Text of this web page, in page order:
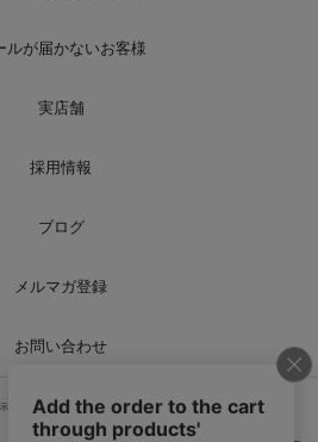
ルが届かないお客様
実店舗
採用情報
ブログ
メルマガ登録
お問い合わせ
| 個人情報の取り扱い | サイトマップ